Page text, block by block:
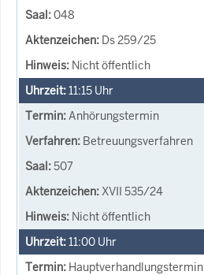
048
Ds 259/25
Nicht öffentlich
11:15 Uhr
Anhörungstermin
Betreuungsverfahren
507
XVII 535/24
Nicht öffentlich
11:00 Uhr
Hauptverhandlungstermin